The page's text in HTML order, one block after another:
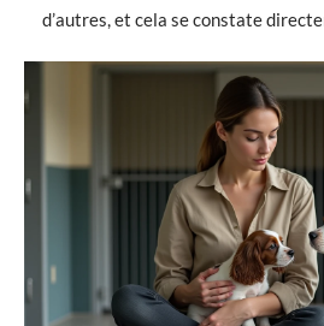
d’autres, et cela se constate